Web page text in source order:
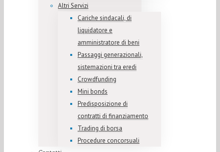
Altri Servizi
Cariche sindacali, di
liquidatore e
amministratore di beni
Passaggi generazionali,
sistemazioni tra eredi
Crowdfunding
Mini bonds
Predisposizione di
contratti di finanziamento
Trading di borsa
Procedure concorsuali